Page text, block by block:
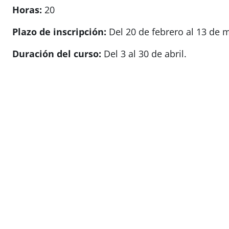
Horas: 20
Plazo de inscripción: Del 20 de febrero al 13 de
Duración del curso: Del 3 al 30 de abril.